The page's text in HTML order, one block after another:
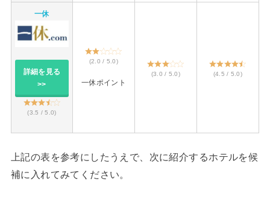
一休
詳細を見る
>>
(3.5 / 5.0)
(2.0 / 5.0)
一休ポイント
(3.0 / 5.0) (4.5 / 5.0)
上記の表を参考にしたうえで、次に紹介するホテルを候
補に入れてみてください。